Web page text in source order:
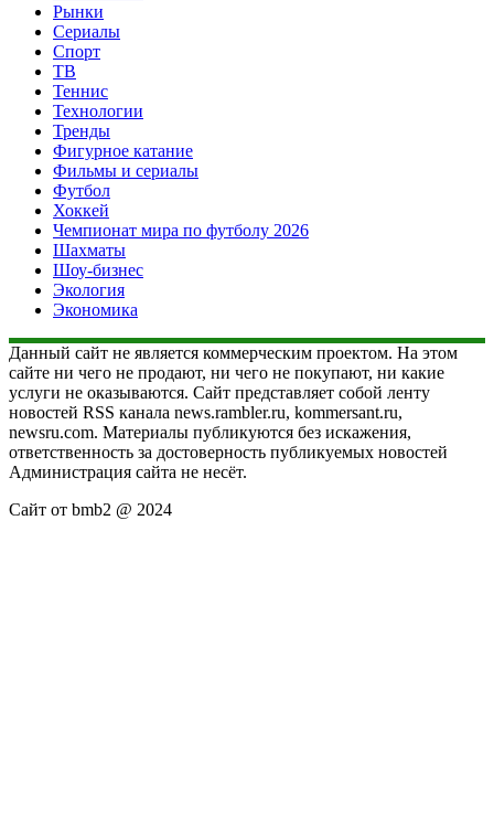
Рынки
Сериалы
Спорт
ТВ
Теннис
Технологии
Тренды
Фигурное катание
Фильмы и сериалы
Футбол
Хоккей
Чемпионат мира по футболу 2026
Шахматы
Шоу-бизнес
Экология
Экономика
Данный сайт не является коммерческим проектом. На этом
сайте ни чего не продают, ни чего не покупают, ни какие
услуги не оказываются. Сайт представляет собой ленту
новостей RSS канала news.rambler.ru, kommersant.ru,
newsru.com. Материалы публикуются без искажения,
ответственность за достоверность публикуемых новостей
Администрация сайта не несёт.
Сайт от bmb2 @ 2024